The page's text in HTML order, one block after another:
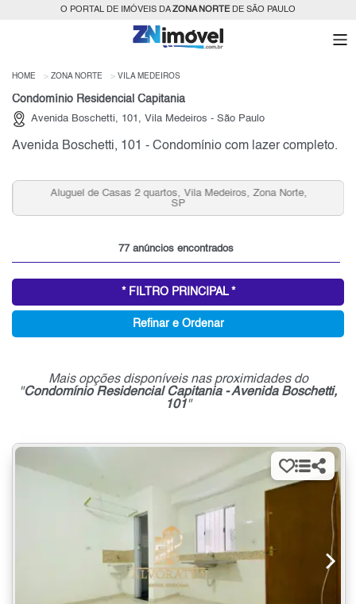
O PORTAL DE IMÓVEIS DAZONA NORTEDE SÃO PAULO
HOME ZONA NORTE VILA MEDEIROS
Condomínio Residencial Capitania
Avenida Boschetti, 101, Vila Medeiros - São Paulo
Avenida Boschetti, 101 - Condomínio com lazer completo.
Aluguel de Casas 2 quartos, Vila Medeiros, Zona Norte,
SP
77 anúncios encontrados
* FILTRO PRINCIPAL *
Refinar e Ordenar
Mais opções disponíveis nas proximidades do
"Condomínio Residencial Capitania - Avenida Boschetti,
101"